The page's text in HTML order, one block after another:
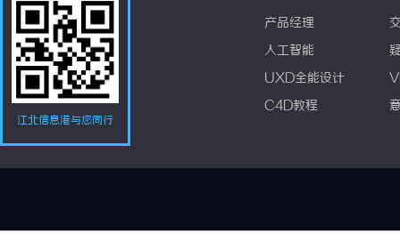
江北信息港与您同行
产品经理
人工智能
UXD全能设计
C4D教程